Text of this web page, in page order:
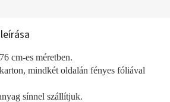
cm-es méretben.
mindkét oldalán fényes fóliával
sínnel szállítjuk.